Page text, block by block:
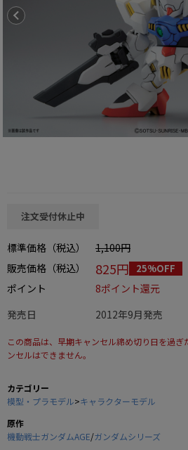
この商品をシェアする
注文受付休止中
標準価格（税込）
1,100円
販売価格（税込）
825円 25%OFF
ポイント
8ポイント還元
発売日
2012年9月発売
この商品は、早期キャンセル締め切り日を過
ンセルはできません。
カテゴリー
模型・プラモデル>キャラクターモデル
原作
機動戦士ガンダムAGE/ガンダムシリーズ